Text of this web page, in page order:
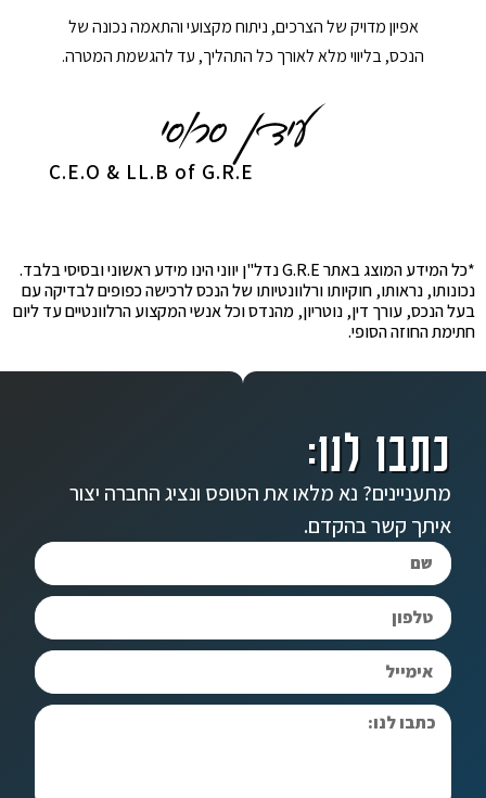
אפיון מדויק של הצרכים, ניתוח מקצועי והתאמה נכונה של
הנכס, בליווי מלא לאורך כל התהליך, עד להגשמת המטרה.
C.E.O & LL.B of G.R.E
*כל המידע המוצג באתר G.R.E נדל"ן יווני הינו מידע ראשוני ובסיסי בלבד.
נכונותו, נראותו, חוקיותו ורלוונטיותו של הנכס לרכישה כפופים לבדיקה עם
בעל הנכס, עורך דין, נוטריון, מהנדס וכל אנשי המקצוע הרלוונטיים עד ליום
חתימת החוזה הסופי.
כתבו לנו:
מתעניינים? נא מלאו את הטופס ונציג החברה יצור
איתך קשר בהקדם.